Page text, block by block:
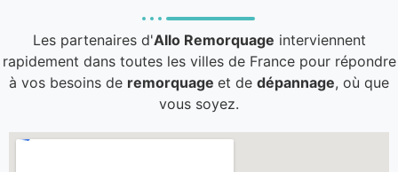
Les partenaires d'Allo Remorquage interviennent
rapidement dans toutes les villes de France pour répondre
à vos besoins de remorquage et de dépannage, où que
vous soyez.